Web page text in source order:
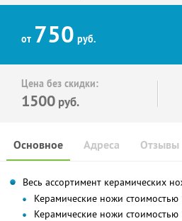
от 750 руб.
Цена без скидки:
1500 руб.
Основное Отзывы
Адреса
Весь ассортимент керамических
Керамические ножи стоимостью
Керамические ножи стоимостью